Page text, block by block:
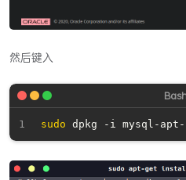
然后键入
sudo dpkg -i mysql-